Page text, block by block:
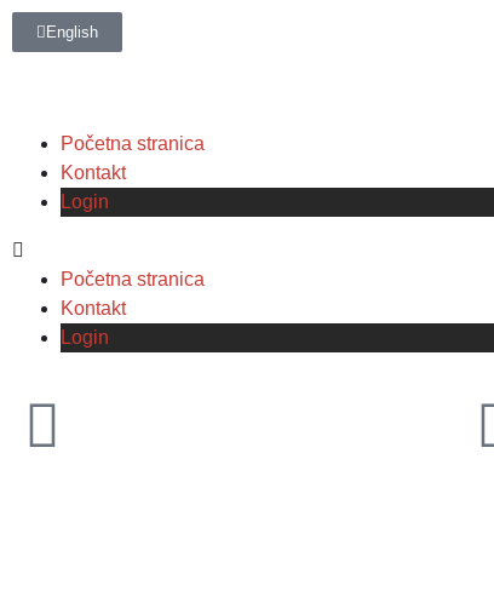
English
Početna stranica
Kontakt
Login
Početna stranica
Kontakt
Login